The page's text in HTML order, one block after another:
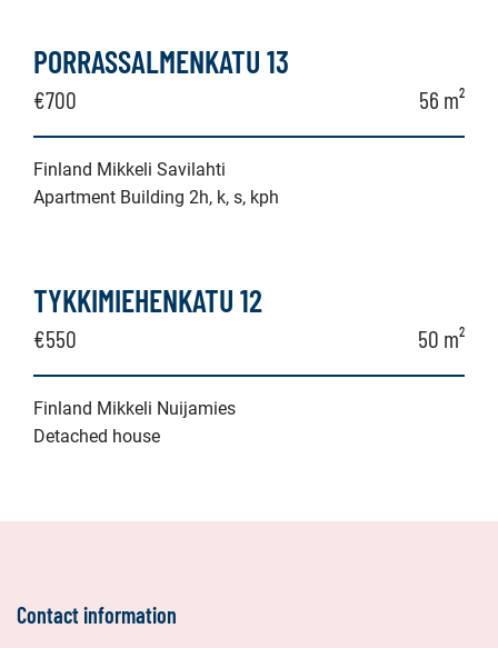
PORRASSALMENKATU 13
€700 56 m²
Finland Mikkeli Savilahti
Apartment Building 2h, k, s, kph
TYKKIMIEHENKATU 12
€550 50 m²
Finland Mikkeli Nuijamies
Detached house
Contact information